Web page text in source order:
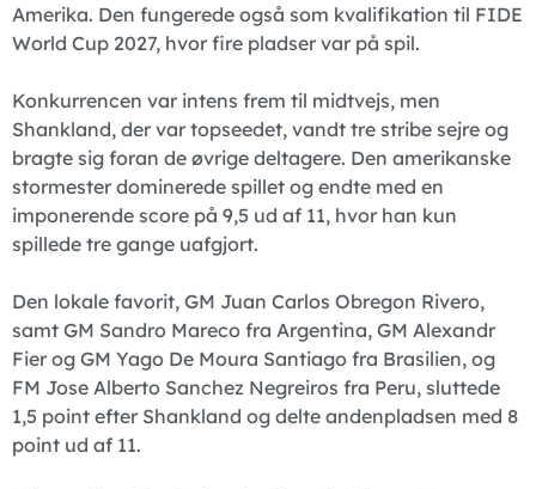
Amerika. Den fungerede også som kvalifikation til FIDE
World Cup 2027, hvor fire pladser var på spil.
Konkurrencen var intens frem til midtvejs, men
Shankland, der var topseedet, vandt tre stribe sejre og
bragte sig foran de øvrige deltagere. Den amerikanske
stormester dominerede spillet og endte med en
imponerende score på 9,5 ud af 11, hvor han kun
spillede tre gange uafgjort.
Den lokale favorit, GM Juan Carlos Obregon Rivero,
samt GM Sandro Mareco fra Argentina, GM Alexandr
Fier og GM Yago De Moura Santiago fra Brasilien, og
FM Jose Alberto Sanchez Negreiros fra Peru, sluttede
1,5 point efter Shankland og delte andenpladsen med 8
point ud af 11.